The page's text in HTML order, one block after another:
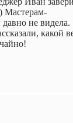
Мастерам-
не видела.
какой